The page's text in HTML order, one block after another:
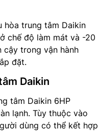
hòa trung tâm Daikin
chế độ làm mát và -20
cậy trong vận hành
đặt.
Daikin
tâm Daikin 6HP
lạnh. Tùy thuộc vào
dùng có thể kết hợp